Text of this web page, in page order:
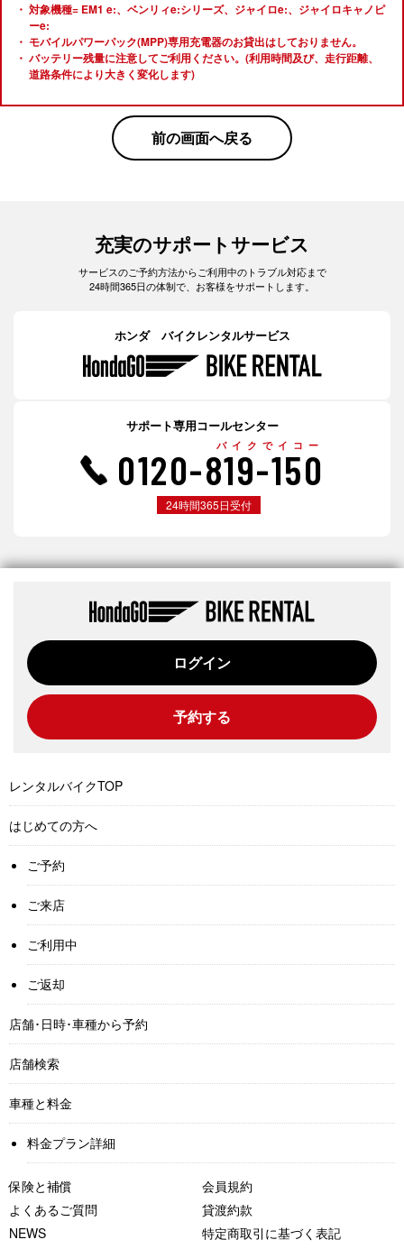
対象機種= EM1 e:、ベンリィe:シリーズ、ジャイロe:、ジャイロキャノピ
ーe:
モバイルパワーパック(MPP)専用充電器のお貸出はしておりません。
バッテリー残量に注意してご利用ください。(利用時間及び、走行距離、
道路条件により大きく変化します)
前の画面へ戻る
充実のサポートサービス
サービスのご予約方法からご利用中のトラブル対応まで
24時間365日の体制で、お客様をサポートします。
ホンダ バイクレンタルサービス
サポート専用コールセンター
バイクでイコー
0120-819-150
24時間365日受付
ログイン
予約する
レンタルバイクTOP
はじめての方へ
ご予約
ご来店
ご利用中
ご返却
店舗･日時･車種から予約
店舗検索
車種と料金
料金プラン詳細
保険と補償
よくあるご質問
NEWS
会員規約
貸渡約款
特定商取引に基づく表記